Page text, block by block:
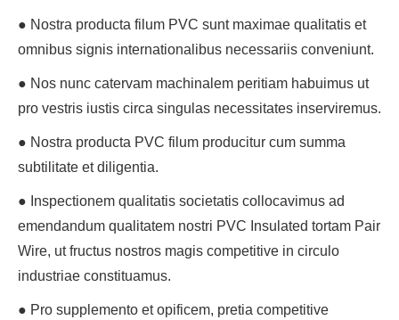
● Nostra producta filum PVC sunt maximae qualitatis et
omnibus signis internationalibus necessariis conveniunt.
● Nos nunc catervam machinalem peritiam habuimus ut
pro vestris iustis circa singulas necessitates inserviremus.
● Nostra producta PVC filum producitur cum summa
subtilitate et diligentia.
● Inspectionem qualitatis societatis collocavimus ad
emendandum qualitatem nostri PVC Insulated tortam Pair
Wire, ut fructus nostros magis competitive in circulo
industriae constituamus.
● Pro supplemento et opificem, pretia competitive